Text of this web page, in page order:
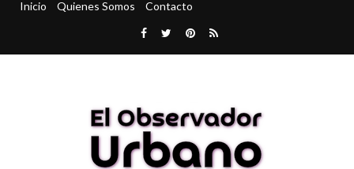
Inicio Quienes Somos Contacto